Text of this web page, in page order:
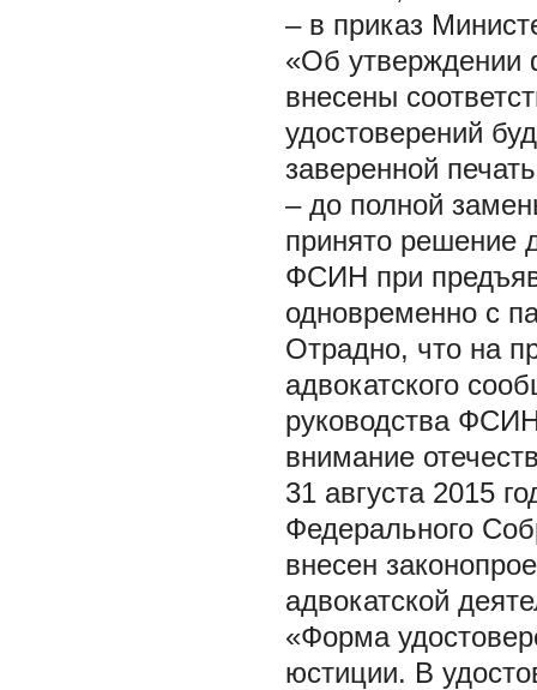
– в приказ
«Об утверждении
внесены
удостоверений
заверенной
– до полной
принято решение
ФСИН при
одновременно с
Отрадно, что на
адвокатского
руководства
внимание
31 августа 2015
Федерального
внесен
адвокатской
«Форма
юстиции. В